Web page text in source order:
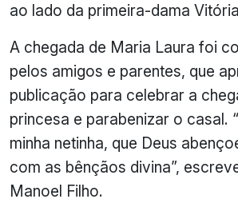
ao lado da primeira-dama
A chegada de Maria Laura foi
pelos amigos e parentes, que
publicação para celebrar a
princesa e parabenizar o casal.
minha netinha, que Deus
com as bênçãos divina”,
Manoel Filho.